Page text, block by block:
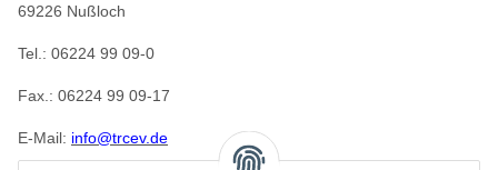
69226 Nußloch
Tel.: 06224 99 09-0
Fax.: 06224 99 09-17
E-Mail: info@trcev.de